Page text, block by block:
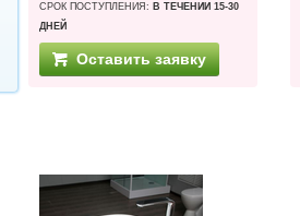
СРОК ПОСТУПЛЕНИЯ: В ТЕЧЕНИИ 15-30
ДНЕЙ
Оставить заявку